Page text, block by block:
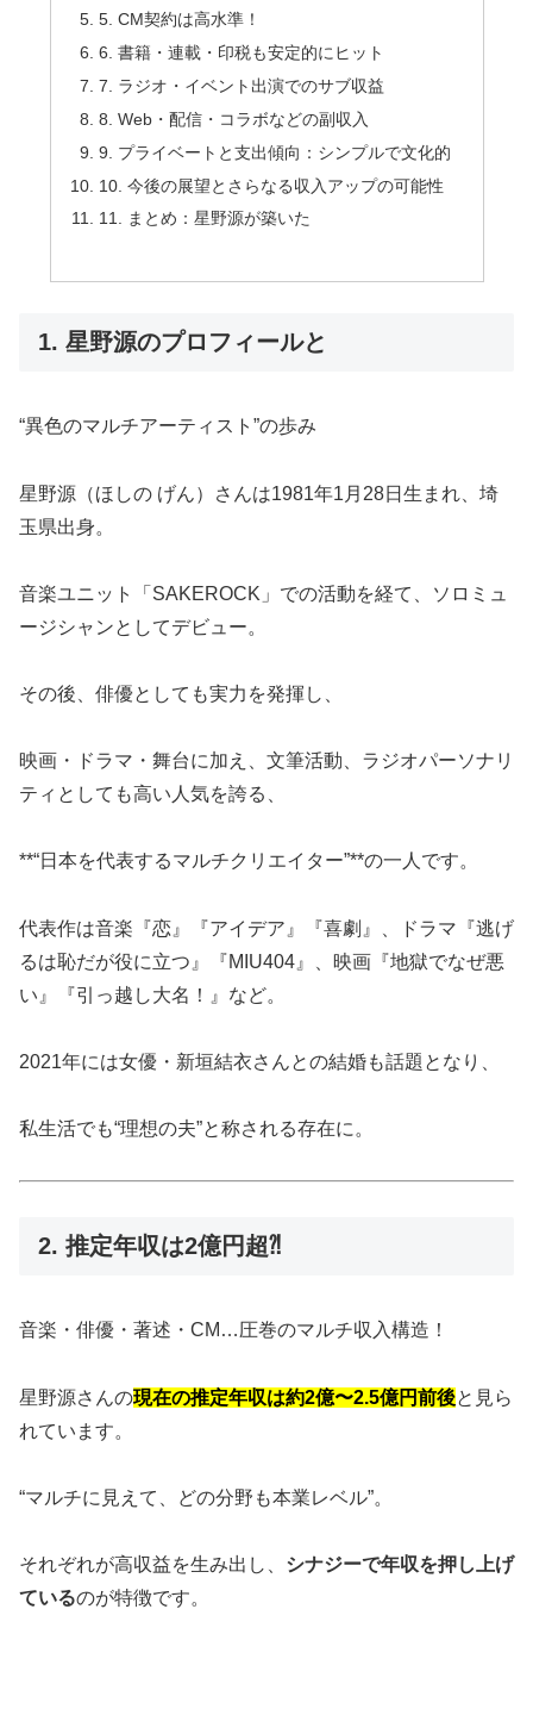
5. CM契約は高水準！
6. 書籍・連載・印税も安定的にヒット
7. ラジオ・イベント出演でのサブ収益
8. Web・配信・コラボなどの副収入
9. プライベートと支出傾向：シンプルで文化的
10. 今後の展望とさらなる収入アップの可能性
11. まとめ：星野源が築いた
1. 星野源のプロフィールと
“異色のマルチアーティスト”の歩み
星野源（ほしの げん）さんは1981年1月28日生まれ、埼
玉県出身。
音楽ユニット「SAKEROCK」での活動を経て、ソロミュ
ージシャンとしてデビュー。
その後、俳優としても実力を発揮し、
映画・ドラマ・舞台に加え、文筆活動、ラジオパーソナリ
ティとしても高い人気を誇る、
**“日本を代表するマルチクリエイター”**の一人です。
代表作は音楽『恋』『アイデア』『喜劇』、ドラマ『逃げ
るは恥だが役に立つ』『MIU404』、映画『地獄でなぜ悪
い』『引っ越し大名！』など。
2021年には女優・新垣結衣さんとの結婚も話題となり、
私生活でも“理想の夫”と称される存在に。
2. 推定年収は2億円超⁈
音楽・俳優・著述・CM…圧巻のマルチ収入構造！
星野源さんの現在の推定年収は約2億〜2.5億円前後と見ら
れています。
“マルチに見えて、どの分野も本業レベル”。
それぞれが高収益を生み出し、 シナジーで年収を押し上げ
ているのが特徴です。